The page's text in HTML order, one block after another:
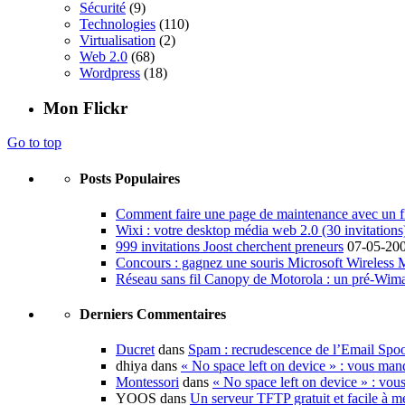
Sécurité (9)
Technologies (110)
Virtualisation (2)
Web 2.0 (68)
Wordpress (18)
Mon Flickr
Go to top
Posts Populaires
Comment faire une page de maintenance avec un
Wixi : votre desktop média web 2.0 (30
999 invitations Joost cherchent preneurs 07-05-
Concours : gagnez une souris Microsoft Wireless
Réseau sans fil Canopy de Motorola : un pré-
Derniers Commentaires
Ducretdans Spam : recrudescence de l’Email
dhiya dans « No space left on device » : vous
Montessori dans « No space left on device » :
YOOS dans Un serveur TFTP gratuit et facile à